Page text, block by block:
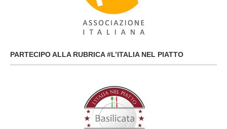
PARTECIPO ALLA RUBRICA #L’ITALIA NEL PIATTO